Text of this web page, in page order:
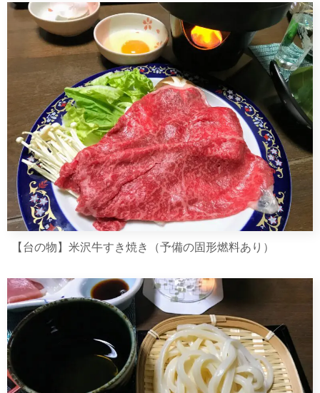
【台の物】米沢牛すき焼き（予備の固形燃料あり）